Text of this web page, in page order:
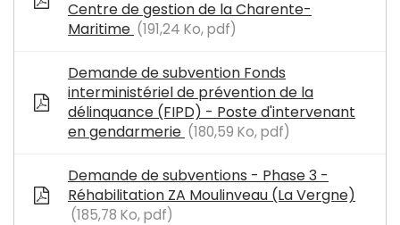
Centre de gestion de la Charente-
Maritime
191,24 Ko, pdf
Demande de subvention Fonds
interministériel de prévention de la
délinquance (FIPD) - Poste d'intervenant
en gendarmerie
180,59 Ko, pdf
Demande de subventions - Phase 3 -
Réhabilitation ZA Moulinveau (La Vergne)
185,78 Ko, pdf